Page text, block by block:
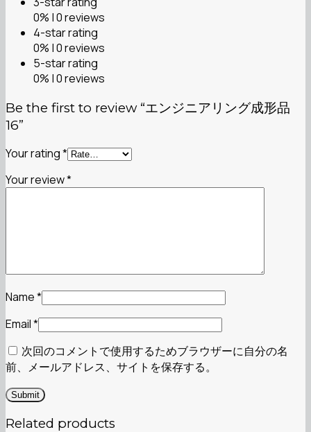
0% | 0 reviews
4-star rating
0% | 0 reviews
5-star rating
0% | 0 reviews
Be the first to review “エンジニアリング成形品
16”
Your rating*
Your review*
Name*
Email*
次回のコメントで使用するためブラウザーに自分の名
前、メールアドレス、サイトを保存する。
Related products